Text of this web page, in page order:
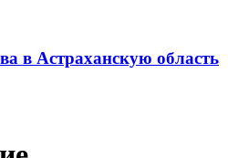
в Астраханскую область